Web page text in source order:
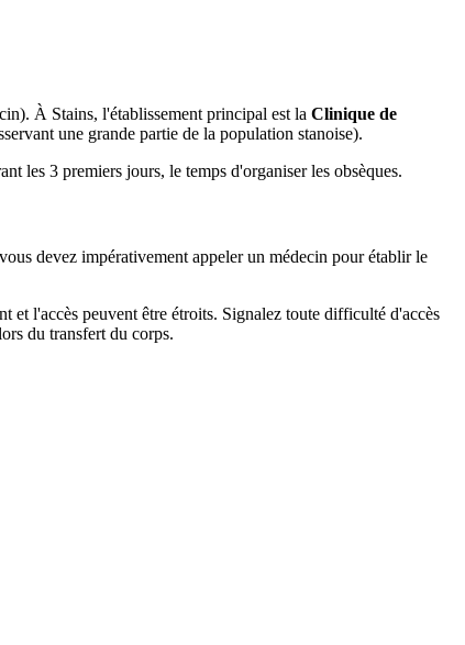
À Stains, l'établissement principal est la Clinique de
une grande partie de la population stanoise).
les 3 premiers jours, le temps d'organiser les obsèques.
devez impérativement appeler un médecin pour établir le
et l'accès peuvent être étroits. Signalez toute difficulté d'accès
du transfert du corps.